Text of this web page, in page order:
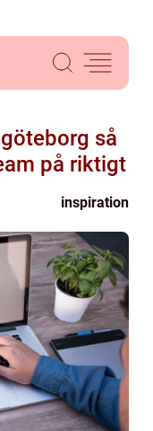
så
på riktigt
inspiration